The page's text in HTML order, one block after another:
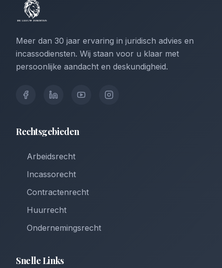
Meer dan 30 jaar ervaring in juridisch advies en
incassodiensten. Wij staan voor u klaar met
persoonlijke aandacht en deskundigheid.
Rechtsgebieden
Arbeidsrecht
Incassorecht
Contractenrecht
Huurrecht
Ondernemingsrecht
Snelle Links